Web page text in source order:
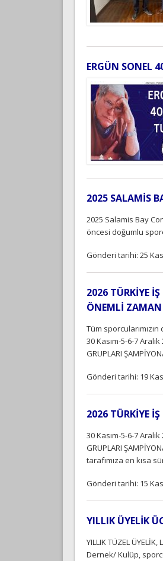
ERGÜN SONEL
2025 SALAMİS
2025 Salamis Bay
öncesi doğumlu
Gönderi tarihi: 25
2026 TÜRKİYE
ÖNEMLİ ZAMAN
Tüm
30 Kasım-5-6-7
GRUPLARI
Gönderi tarihi: 19
2026 TÜRKİYE
30 Kasım-5-6-7
GRUPLARI
tarafımıza en kısa
Gönderi tarihi: 15
YILLIK ÜYELİK
YILLIK TÜZEL
Dernek/ Kulüp,